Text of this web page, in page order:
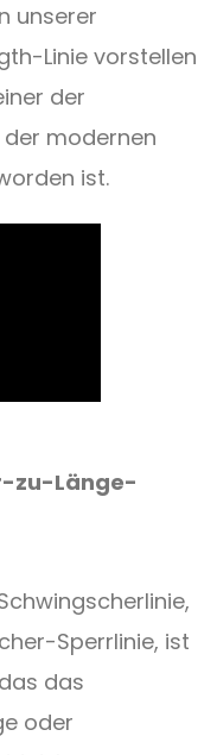
unserer
Linie vorstellen
der
der modernen
ist.
zu-Länge-
Sperrlinie, ist
das
oder